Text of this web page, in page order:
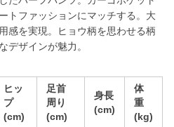
トファッションにマッチする。大
感を実現。ヒョウ柄を思わせる柄
デザインが魅力。
ヒッ
プ
(cm)
足首
周り
(cm)
身長
(cm)
体
重
(kg)